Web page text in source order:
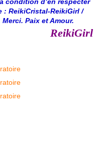
: ReikiCristal-ReikiGirl /
Merci. Paix et Amour.
ReikiGirl